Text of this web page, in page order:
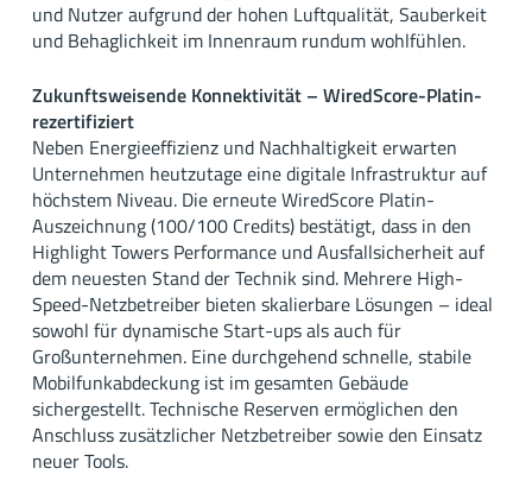
und Nutzer aufgrund der hohen Luftqualität, Sauberkeit
und Behaglichkeit im Innenraum rundum wohlfühlen.
Zukunftsweisende Konnektivität – WiredScore-Platin-
rezertifiziert
Neben Energieeffizienz und Nachhaltigkeit erwarten
Unternehmen heutzutage eine digitale Infrastruktur auf
höchstem Niveau. Die erneute WiredScore Platin-
Auszeichnung (100/100 Credits) bestätigt, dass in den
Highlight Towers Performance und Ausfallsicherheit auf
dem neuesten Stand der Technik sind. Mehrere High-
Speed-Netzbetreiber bieten skalierbare Lösungen – ideal
sowohl für dynamische Start-ups als auch für
Großunternehmen. Eine durchgehend schnelle, stabile
Mobilfunkabdeckung ist im gesamten Gebäude
sichergestellt. Technische Reserven ermöglichen den
Anschluss zusätzlicher Netzbetreiber sowie den Einsatz
neuer Tools.